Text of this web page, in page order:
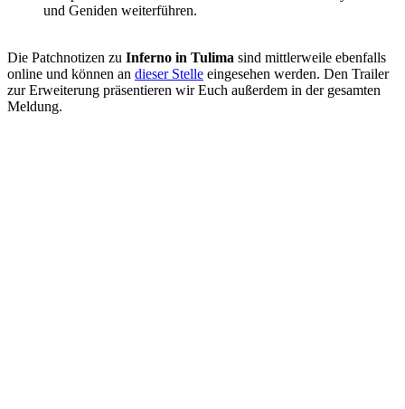
und Geniden weiterführen.
Die Patchnotizen zu Inferno in Tulima sind mittlerweile ebenfalls
online und können an dieser Stelle eingesehen werden. Den Trailer
zur Erweiterung präsentieren wir Euch außerdem in der gesamten
Meldung.